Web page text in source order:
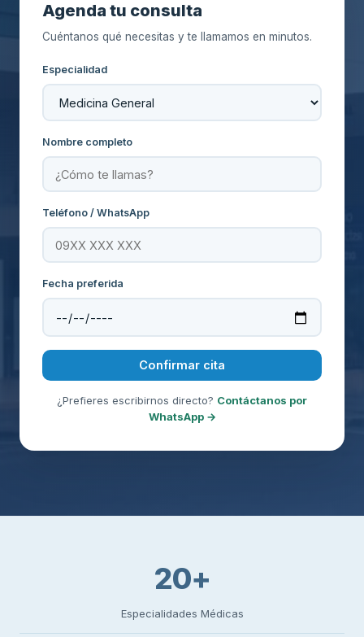
Agenda tu consulta
Cuéntanos qué necesitas y te llamamos en minutos.
Especialidad
Nombre completo
Teléfono / WhatsApp
Fecha preferida
Confirmar cita
¿Prefieres escribirnos directo? Contáctanos por
WhatsApp →
20+
Especialidades Médicas